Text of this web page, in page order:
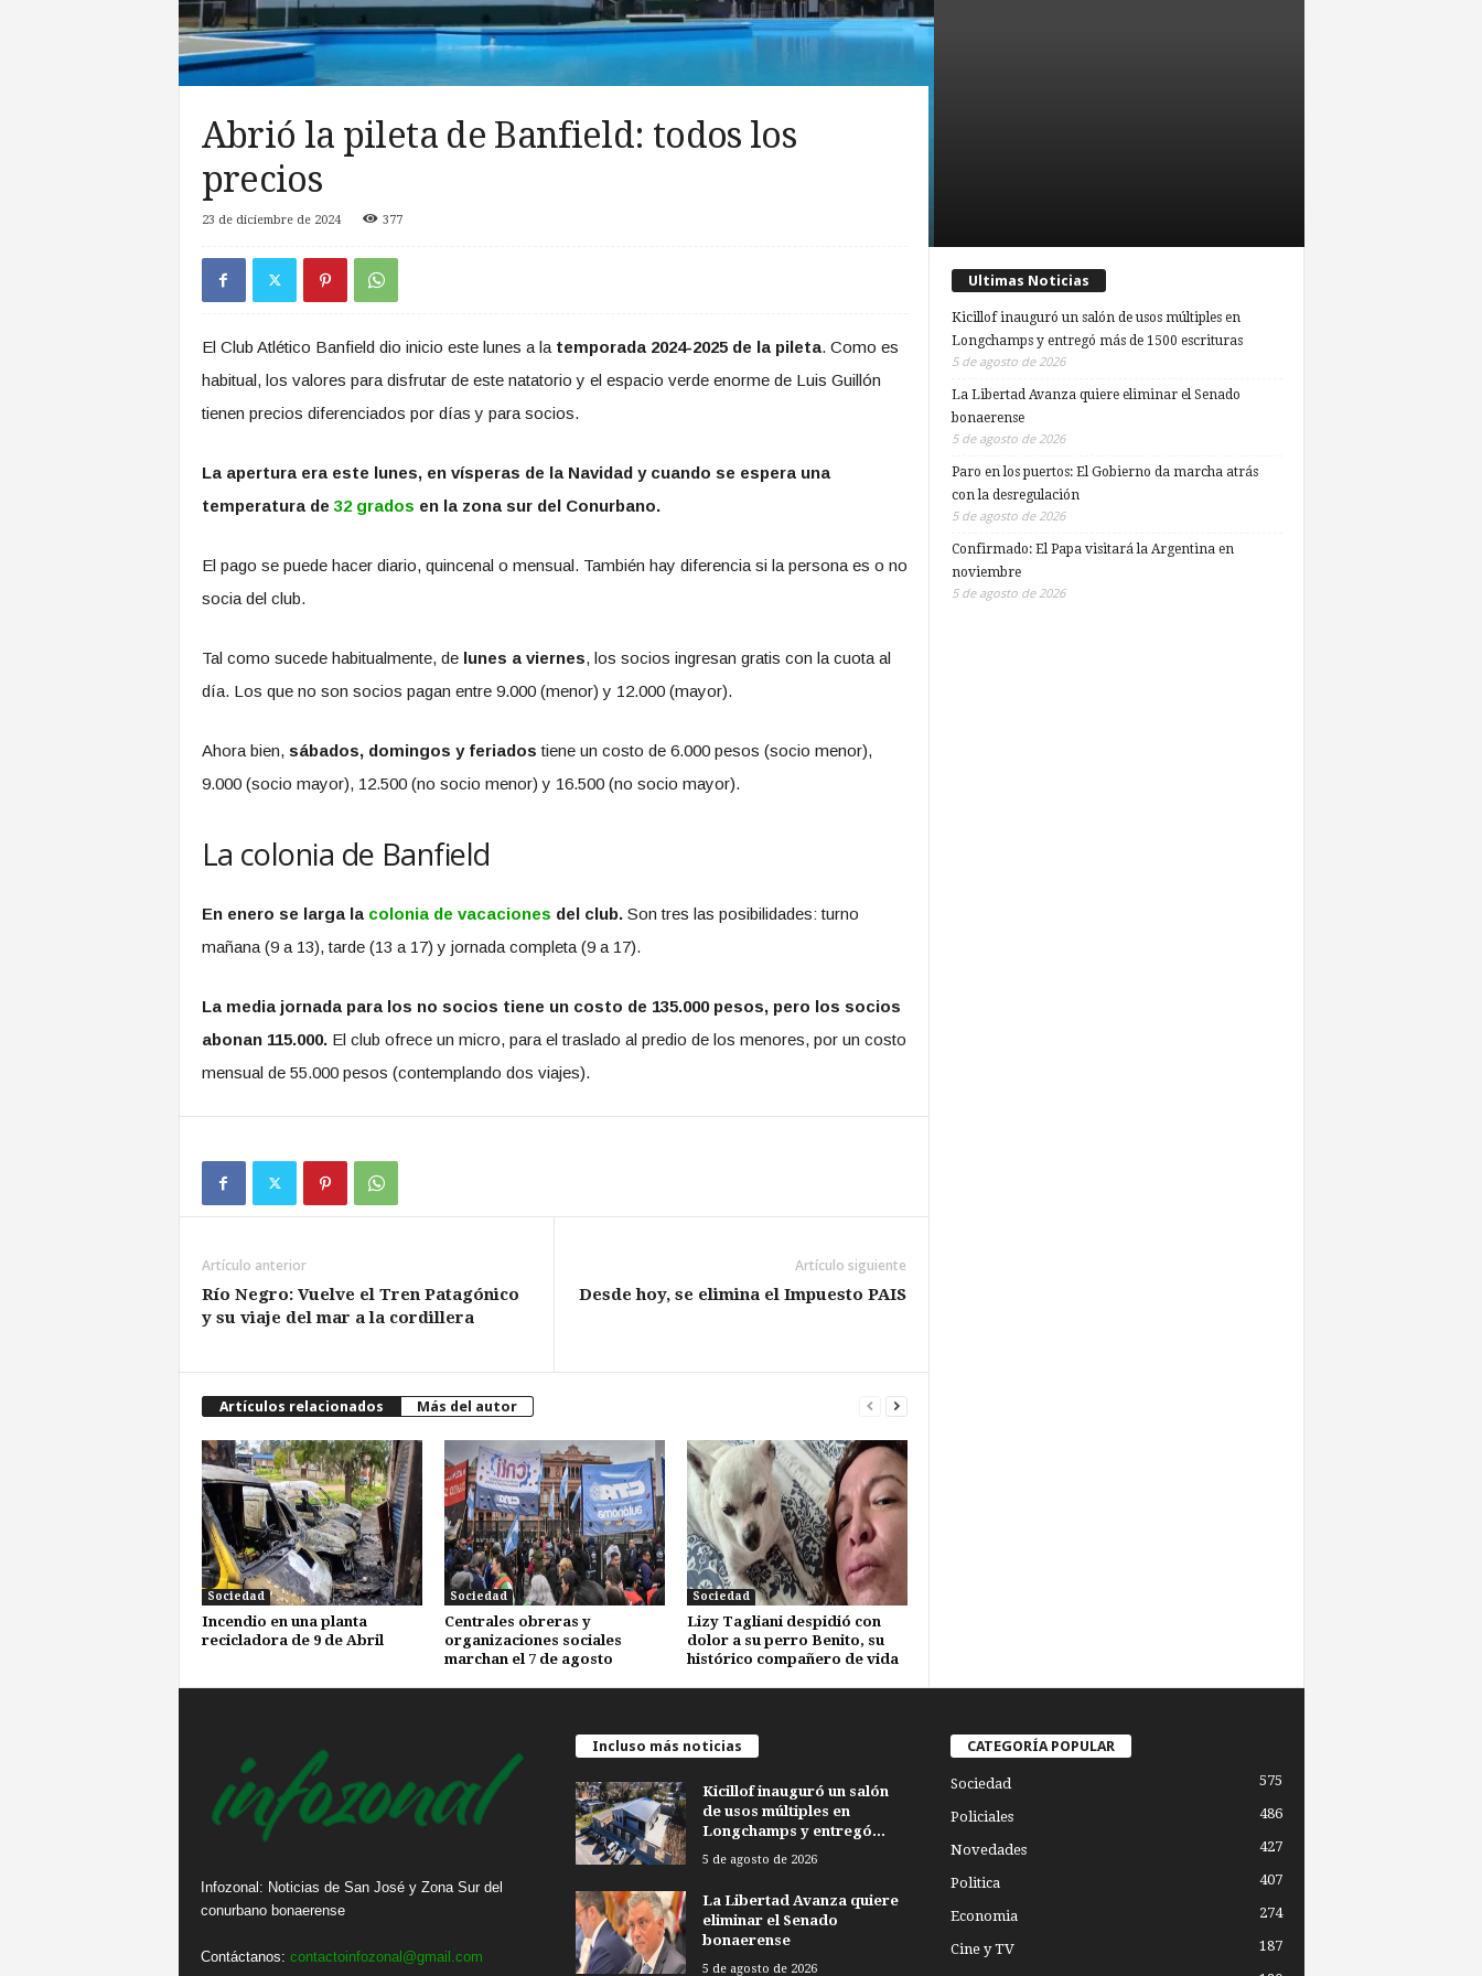
Abrió la pileta de Banfield: todos los
precios
23 de diciembre de 2024 377
El Club Atlético Banfield dio inicio este lunes a latemporada 2024-2025 de la pileta. Como es
habitual, los valores para disfrutar de este natatorio y el espacio verde enorme de Luis Guillón
tienen precios diferenciados por días y para socios.
La apertura era este lunes, en vísperas de la Navidad y cuando se espera una
temperatura de 32 grados en la zona sur del Conurbano.
El pago se puede hacer diario, quincenal o mensual. También hay diferencia si la persona es o no
socia del club.
Tal como sucede habitualmente, de lunes a viernes, los socios ingresan gratis con la cuota al
día. Los que no son socios pagan entre 9.000 (menor) y 12.000 (mayor).
Ahora bien, sábados, domingos y feriados tiene un costo de 6.000 pesos (socio menor),
9.000 (socio mayor), 12.500 (no socio menor) y 16.500 (no socio mayor).
La colonia de Banfield
En enero se larga la colonia de vacaciones del club. Son tres las posibilidades: turno
mañana (9 a 13), tarde (13 a 17) y jornada completa (9 a 17).
La media jornada para los no socios tiene un costo de 135.000 pesos, pero los socios
abonan 115.000.El club ofrece un micro, para el traslado al predio de los menores, por un costo
mensual de 55.000 pesos (contemplando dos viajes).
Artículo anterior
Río Negro: Vuelve el Tren Patagónico
y su viaje del mar a la cordillera
Artículo siguiente
Desde hoy, se elimina el Impuesto PAIS
Artículos relacionados Más del autor
Sociedad
Incendio en una planta
recicladora de 9 de Abril
Sociedad
Centrales obreras y
organizaciones sociales
marchan el 7 de agosto
Sociedad
Lizy Tagliani despidió con
dolor a su perro Benito, su
histórico compañero de vida
Ultimas Noticias
Kicillof inauguró un salón de usos múltiples en
Longchamps y entregó más de 1500 escrituras
5 de agosto de 2026
La Libertad Avanza quiere eliminar el Senado
bonaerense
5 de agosto de 2026
Paro en los puertos: El Gobierno da marcha atrás
con la desregulación
5 de agosto de 2026
Confirmado: El Papa visitará la Argentina en
noviembre
5 de agosto de 2026
Infozonal: Noticias de San José y Zona Sur del
conurbano bonaerense
Contáctanos: contactoinfozonal@gmail.com
Incluso más noticias
Kicillof inauguró un salón
de usos múltiples en
Longchamps y entregó...
5 de agosto de 2026
La Libertad Avanza quiere
eliminar el Senado
bonaerense
5 de agosto de 2026
CATEGORÍA POPULAR
Sociedad 575
Policiales 486
Novedades 427
Politica 407
Economia 274
Cine y TV 187